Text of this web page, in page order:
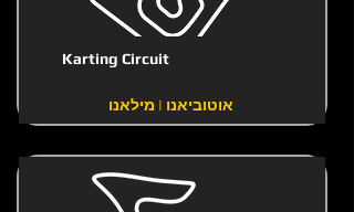
Karting Circuit
אוטוביאנו | מילאנו